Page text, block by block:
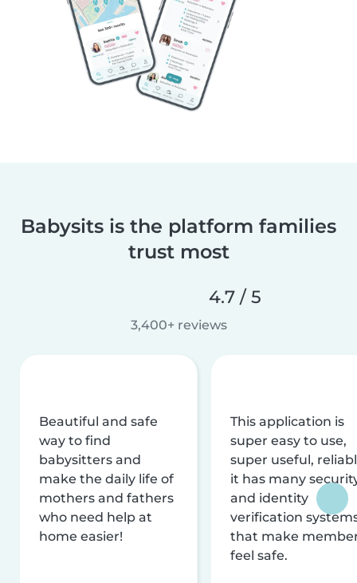
Babysits is the platform families
trust most
4.7 / 5
3,400+ reviews
Beautiful and safe
way to find
babysitters and
make the daily life of
mothers and fathers
who need help at
home easier!
This application is
super easy to use,
super useful,
it has many
and identity
verification
that make
feel safe.